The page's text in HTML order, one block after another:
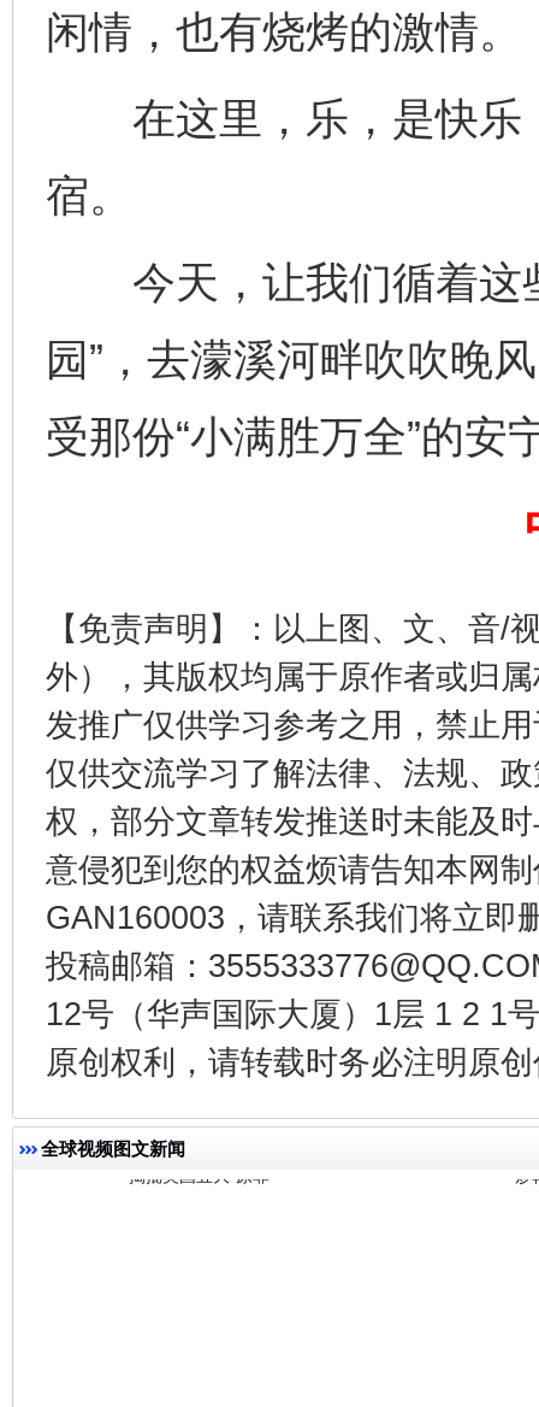
闲情，也有烧烤的激情。
在这里，乐，是快乐
宿。
今天，让我们循着这
园”，去濛溪河畔吹吹晚
受那份“小满胜万全”的安
【免责声明】：以上图、文、音/
外），其版权均属于原作者或归
发推广仅供学习参考之用，禁止
仅供交流学习了解法律、法规、
权，部分文章转发推送时未能及
意侵犯到您的权益烦请告知本网
GAN160003，请联系我们将立即
投稿邮箱：
12号（华声国际大厦）1层 1 2 1
原创权利，请转载时务必注明原
全球视频图文新闻
在谋一域中谋全局
魏明亮
“刷贴”乱象丛生
生
揭批美国五大"原罪" "